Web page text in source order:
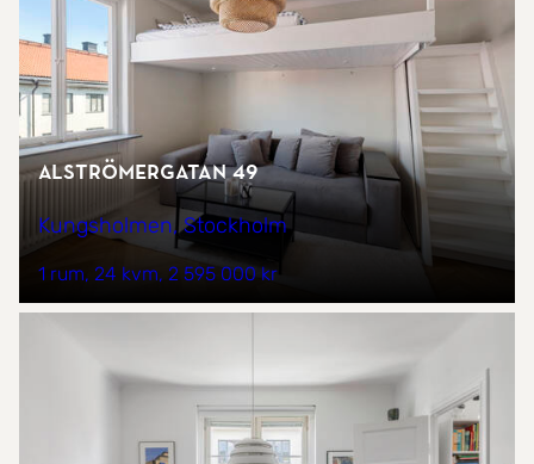
Alströmergatan 49
Kungsholmen, Stockholm
1 rum 24 kvm 2 595 000 kr